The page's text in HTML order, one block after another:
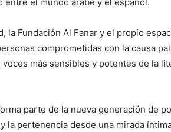
el mundo árabe y el español.
la Fundación Al Fanar y el propio
comprometidas con la causa
más sensibles y potentes de la
parte de la nueva generación de
la pertenencia desde una mirada